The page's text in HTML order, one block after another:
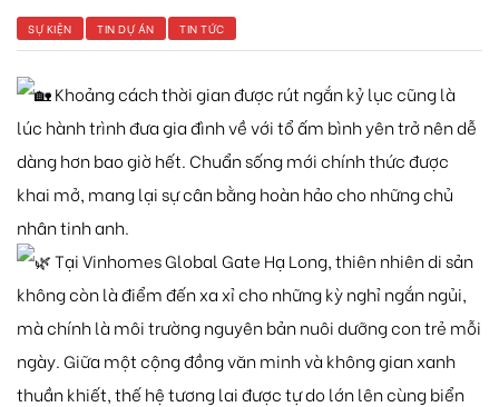
Hải
SỰ KIỆN TIN DỰ ÁN TIN TỨC
Khoảng cách thời gian được rút ngắn kỷ lục cũng là
lúc hành trình đưa gia đình về với tổ ấm bình yên trở nên dễ
dàng hơn bao giờ hết. Chuẩn sống mới chính thức được
khai mở, mang lại sự cân bằng hoàn hảo cho những chủ
nhân tinh anh.
Tại Vinhomes Global Gate Hạ Long, thiên nhiên di sản
không còn là điểm đến xa xỉ cho những kỳ nghỉ ngắn ngủi,
mà chính là môi trường nguyên bản nuôi dưỡng con trẻ mỗi
ngày. Giữa một cộng đồng văn minh và không gian xanh
thuần khiết, thế hệ tương lai được tự do lớn lên cùng biển